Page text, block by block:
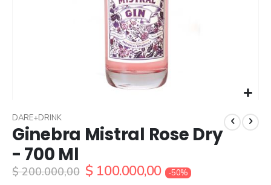
to
the
beginning
of
the
Ginebra Mistral Rose Dry
- 700 Ml
DARE+DRINK
$ 200.000,00 $ 100.000,00 -50%